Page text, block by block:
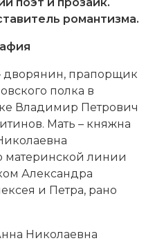
топонимика
культуры
и методология
романтизма.
дворянин, прапорщик
полка в
Владимир Петрович
Мать – княжна
материнской линии
Александра
и Петра, рано
Николаевна